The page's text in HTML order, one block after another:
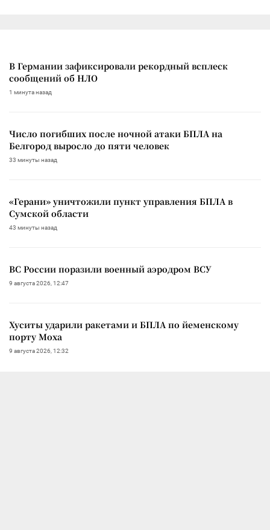
В Германии зафиксировали рекордный всплеск
сообщений об НЛО
1 минута назад
Число погибших после ночной атаки БПЛА на
Белгород выросло до пяти человек
33 минуты назад
«Герани» уничтожили пункт управления БПЛА в
Сумской области
43 минуты назад
ВС России поразили военный аэродром ВСУ
9 августа 2026, 12:47
Хуситы ударили ракетами и БПЛА по йеменскому
порту Моха
9 августа 2026, 12:32